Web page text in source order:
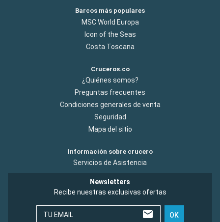
Barcos más populares
MSC World Europa
Icon of the Seas
Costa Toscana
Cruceros.co
¿Quiénes somos?
Preguntas frecuentes
Condiciones generales de venta
Seguridad
Mapa del sitio
Información sobre crucero
Servicios de Asistencia
Newsletters
Recibe nuestras exclusivas ofertas
TU EMAIL OK